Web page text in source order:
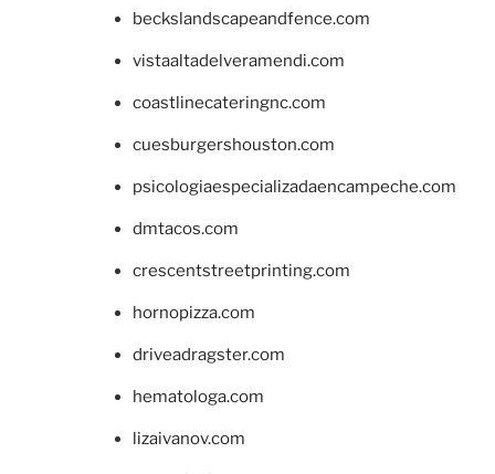
beckslandscapeandfence.com
vistaaltadelveramendi.com
coastlinecateringnc.com
cuesburgershouston.com
psicologiaespecializadaencampeche.com
dmtacos.com
crescentstreetprinting.com
hornopizza.com
driveadragster.com
hematologa.com
lizaivanov.com